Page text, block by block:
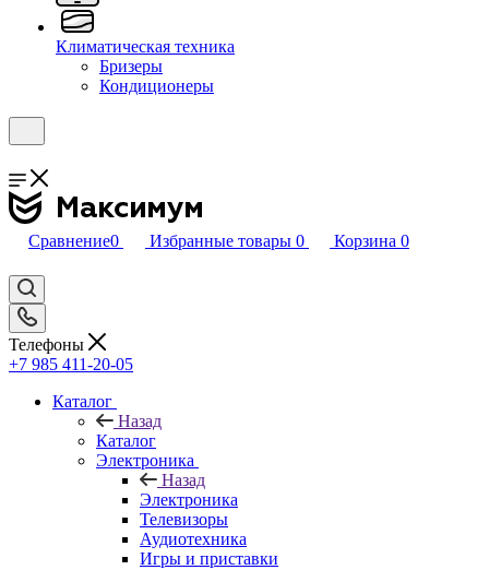
Климатическая техника
Бризеры
Кондиционеры
Сравнение0 Избранные товары 0 Корзина 0
Телефоны
+7 985 411-20-05
Каталог
Назад
Каталог
Электроника
Назад
Электроника
Телевизоры
Аудиотехника
Игры и приставки